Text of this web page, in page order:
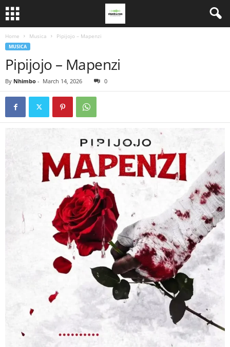
Home Musica Pipijojo – Mapenzi
MUSICA
Pipijojo – Mapenzi
By Nhimbo - March 14, 2026 0